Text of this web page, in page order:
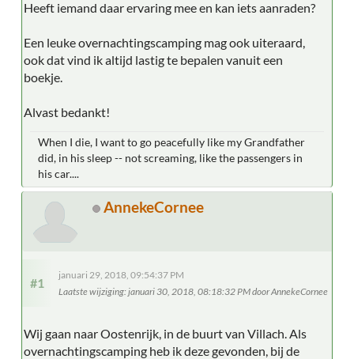
Heeft iemand daar ervaring mee en kan iets aanraden?
Een leuke overnachtingscamping mag ook uiteraard,
ook dat vind ik altijd lastig te bepalen vanuit een
boekje.
Alvast bedankt!
When I die, I want to go peacefully like my Grandfather
did, in his sleep -- not screaming, like the passengers in
his car....
AnnekeCornee
#1
januari 29, 2018, 09:54:37 PM
Laatste wijziging: januari 30, 2018, 08:18:32 PM door AnnekeCornee
Wij gaan naar Oostenrijk, in de buurt van Villach. Als
overnachtingscamping heb ik deze gevonden, bij de